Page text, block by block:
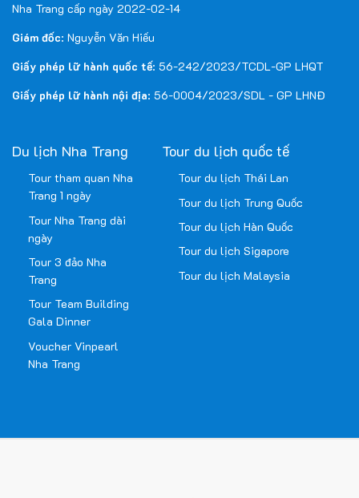
Nha Trang cấp ngày 2022-02-14
Giám đốc: Nguyễn Văn Hiếu
Giấy phép lữ hành quốc tế: 56-242/2023/TCDL-GP LHQT
Giấy phép lữ hành nội địa: 56-0004/2023/SDL - GP LHNĐ
Du lịch Nha Trang
Tour tham quan Nha
Trang 1 ngày
Tour Nha Trang dài
ngày
Tour 3 đảo Nha
Trang
Tour Team Building
Gala Dinner
Voucher Vinpearl
Nha Trang
Tour du lịch quốc tế
Tour du lịch Thái Lan
Tour du lịch Trung Quốc
Tour du lịch Hàn Quốc
Tour du lịch Sigapore
Tour du lịch Malaysia